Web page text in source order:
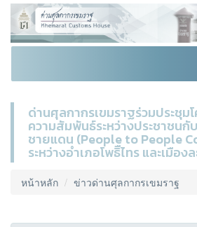
ด่านศุลกากรเขมราฐร่วมประชุม
ความสัมพันธ์ระหว่างประชาชนกั
ชายแดน (People to People
ระหว่างอำเภอโพธิืไทร และเมือง
หน้าหลัก ข่าวด่านศุลกากรเขมราฐ